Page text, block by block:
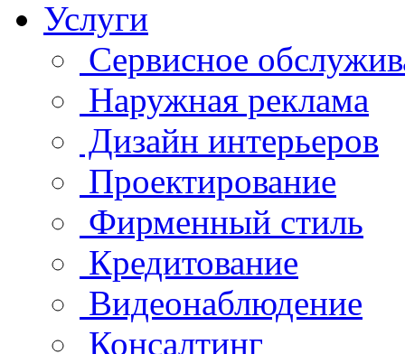
Услуги
Сервисное
Наружная реклама
Дизайн интерьеров
Проектирование
Фирменный стиль
Кредитование
Видеонаблюдение
Консалтинг